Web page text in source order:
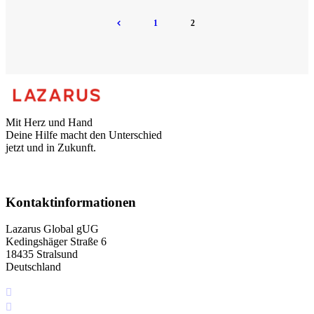
1 2
Mit Herz und Hand
Deine Hilfe macht den Unterschied
jetzt und in Zukunft.
Kontaktinformationen
Lazarus Global gUG
Kedingshäger Straße 6
18435 Stralsund
Deutschland